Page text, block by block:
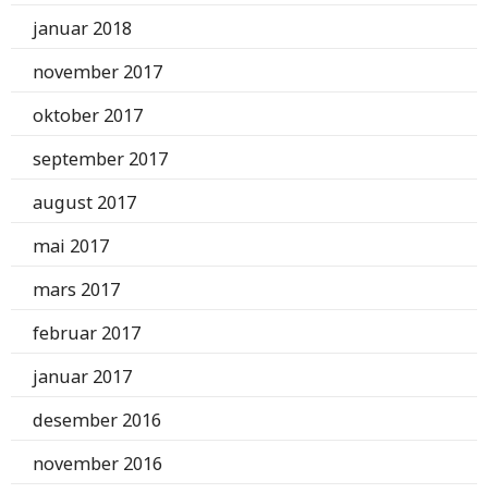
januar 2018
november 2017
oktober 2017
september 2017
august 2017
mai 2017
mars 2017
februar 2017
januar 2017
desember 2016
november 2016